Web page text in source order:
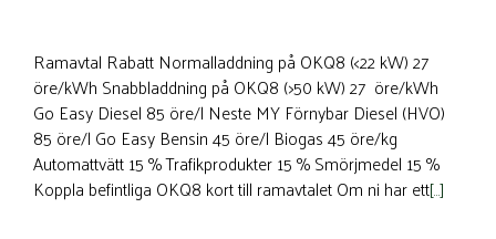
Ramavtal Rabatt Normalladdning på OKQ8 (<22 kW) 27
öre/kWh Snabbladdning på OKQ8 (>50 kW) 27 öre/kWh
Go Easy Diesel 85 öre/l Neste MY Förnybar Diesel (HVO)
85 öre/l Go Easy Bensin 45 öre/l Biogas 45 öre/kg
Automattvätt 15 % Trafikprodukter 15 % Smörjmedel 15 %
Koppla befintliga OKQ8 kort till ramavtalet Om ni har ett[…]